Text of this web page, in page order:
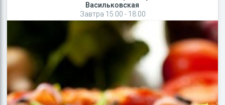
Васильковская
Завтра 15:00 - 18:00